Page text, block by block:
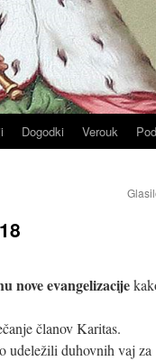
Dogodki Verouk
nove evangelizacije
članov Karitas.
udeležili duhovnih vaj za